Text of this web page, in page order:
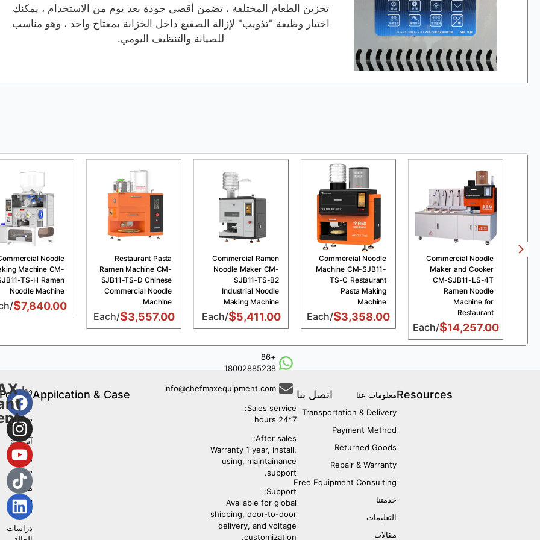
تخزين الطعام المختلفة ، تضمن أقصى جودة بعد يوم من الاستخدام ، يمكنك
اختيار وظيفة "تذويب" لإزالة الصقيع داخل الخزانة بمفتاح واحد ، وهو مناسب
للصيانة والتنظيف اليومي.
Commercial Noodle
Maker and Cooker
CM-SJB11-LS-4T
Ramen Noodle
Machine for
Restaurant
$14,257.00
/Each
Commercial Noodle
Machine CM-SJB11-
TS-C Restaurant
Pasta Making
Machine
$3,358.00
/Each
Commercial Ramen
Noodle Maker CM-
SJB11-TS-B2
Industrial Noodle
Making Machine
$5,411.00
/Each
Restaurant Pasta
Ramen Machine CM-
SJB11-TS-D Chinese
Commercial Noodle
Machine
$3,557.00
/Each
Noodle
Machine CM-
TS-H Ramen
Noodle Machine
$7,840.00
/Each
Resourcesمعلومات عنا
Transportation & Delivery
Payment Method
Returned Goods
Repair & Warranty
Free Equipment Consulting
خدمتنا
التعليمات
مقالات
اتصل بنا
+86
18002885238
info@chefmaxequipment.com
Sales service:
7*24 hours
After sales:
Warranty 1 year, install,
using, maintainance
support.
Support:
Available for global
shipping, door-to-door
delivery, and voltage
customization.
Appilcation & Caseمطعم
غربي
مطعم
مأكولات
آسيوية
مطبخ
مركزي
مطعم
وجبات
سريعة
دراسات
Follow
Us